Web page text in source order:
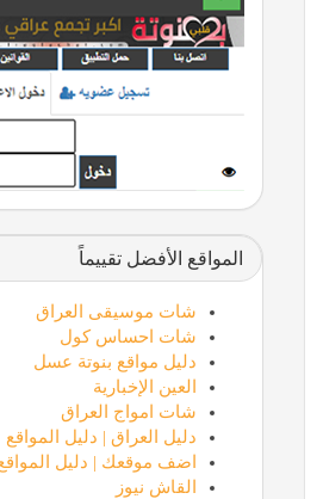
المواقع الأفضل تقييماً
شات موسيقى العراق
شات احساس كول
دليل مواقع بنوتة عسل
العين الإخبارية
شات امواج العراق
دليل العراق | دليل المواقع
اضف موقعك | دليل
القاش نيوز